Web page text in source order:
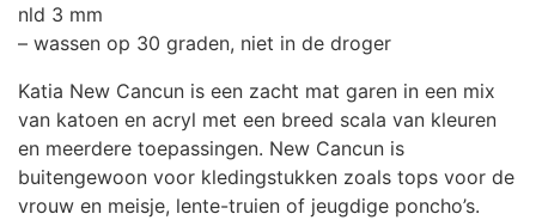
nld 3 mm
– wassen op 30 graden, niet in de droger
Katia New Cancun is een zacht mat garen in een mix
van katoen en acryl met een breed scala van kleuren
en meerdere toepassingen. New Cancun is
buitengewoon voor kledingstukken zoals tops voor de
vrouw en meisje, lente-truien of jeugdige poncho’s.